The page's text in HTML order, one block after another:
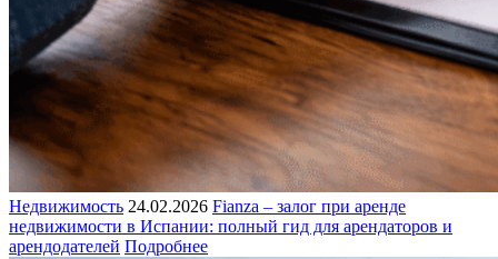
Недвижимость 24.02.2026 Fianza – залог при аренде
недвижимости в Испании: полный гид для арендаторов и
арендодателей Подробнее